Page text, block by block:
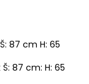
87 cm H: 65
87 cm: H: 65